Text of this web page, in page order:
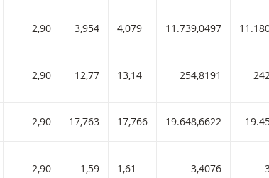
stop loss-niveau 11.739,05 en hefboom 2,90 met
2,90 3,954 4,079 11.739,0497
Long Met stop loss-niveau 254,819 en hefboom
2,90 12,77 13,14 254,8191
Met stop loss-niveau 19.648,662 en hefboom 2,90 met
2,90 17,763 17,766 19.648,6622
26 Turbo Short Met stop loss-niveau 3,408 en
2,90 1,59 1,61 3,4076